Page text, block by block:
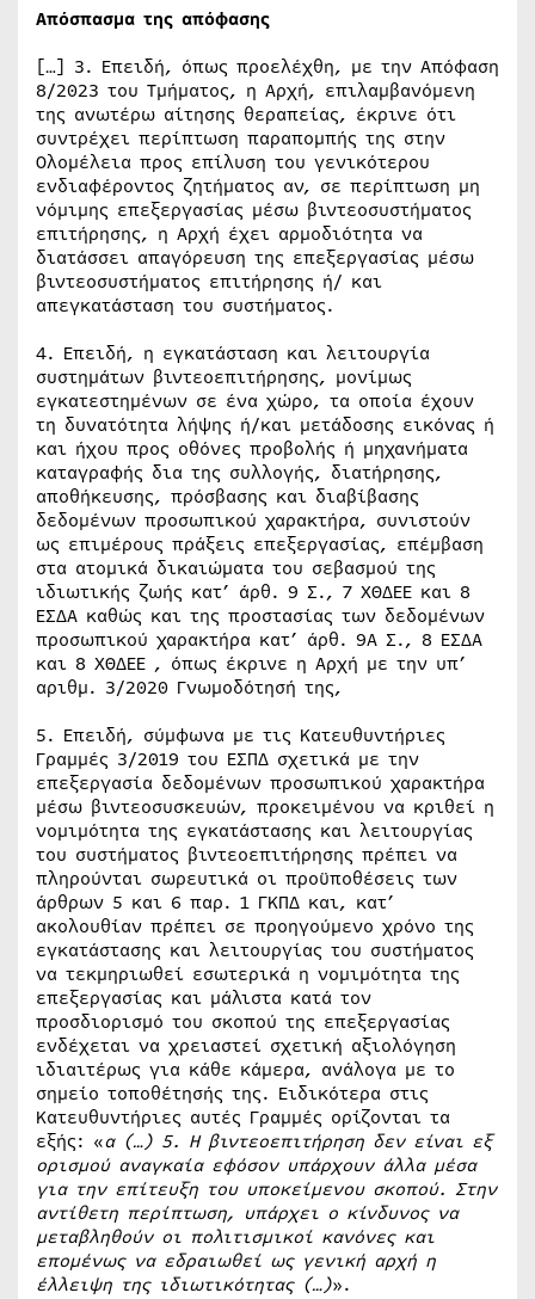
Απόσπασμα της απόφασης
[…] 3. Επειδή, όπως προελέχθη, με την Απόφαση
8/2023 του Τμήματος, η Αρχή, επιλαμβανόμενη
της ανωτέρω αίτησης θεραπείας, έκρινε ότι
συντρέχει περίπτωση παραπομπής της στην
Ολομέλεια προς επίλυση του γενικότερου
ενδιαφέροντος ζητήματος αν, σε περίπτωση μη
νόμιμης επεξεργασίας μέσω βιντεοσυστήματος
επιτήρησης, η Αρχή έχει αρμοδιότητα να
διατάσσει απαγόρευση της επεξεργασίας μέσω
βιντεοσυστήματος επιτήρησης ή/ και
απεγκατάσταση του συστήματος.
4. Επειδή, η εγκατάσταση και λειτουργία
συστημάτων βιντεοεπιτήρησης, μονίμως
εγκατεστημένων σε ένα χώρο, τα οποία έχουν
τη δυνατότητα λήψης ή/και μετάδοσης εικόνας ή
και ήχου προς οθόνες προβολής ή μηχανήματα
καταγραφής δια της συλλογής, διατήρησης,
αποθήκευσης, πρόσβασης και διαβίβασης
δεδομένων προσωπικού χαρακτήρα, συνιστούν
ως επιμέρους πράξεις επεξεργασίας, επέμβαση
στα ατομικά δικαιώματα του σεβασμού της
ιδιωτικής ζωής κατ’ άρθ. 9 Σ., 7 ΧΘΔΕΕ και 8
ΕΣΔΑ καθώς και της προστασίας των δεδομένων
προσωπικού χαρακτήρα κατ’ άρθ. 9Α Σ., 8 ΕΣΔΑ
και 8 ΧΘΔΕΕ , όπως έκρινε η Αρχή με την υπ’
αριθμ. 3/2020 Γνωμοδότησή της,
5. Επειδή, σύμφωνα με τις Κατευθυντήριες
Γραμμές 3/2019 του ΕΣΠΔ σχετικά με την
επεξεργασία δεδομένων προσωπικού χαρακτήρα
μέσω βιντεοσυσκευών, προκειμένου να κριθεί η
νομιμότητα της εγκατάστασης και λειτουργίας
του συστήματος βιντεοεπιτήρησης πρέπει να
πληρούνται σωρευτικά οι προϋποθέσεις των
άρθρων 5 και 6 παρ. 1 ΓΚΠΔ και, κατ’
ακολουθίαν πρέπει σε προηγούμενο χρόνο της
εγκατάστασης και λειτουργίας του συστήματος
να τεκμηριωθεί εσωτερικά η νομιμότητα της
επεξεργασίας και μάλιστα κατά τον
προσδιορισμό του σκοπού της επεξεργασίας
ενδέχεται να χρειαστεί σχετική αξιολόγηση
ιδιαιτέρως για κάθε κάμερα, ανάλογα με το
σημείο τοποθέτησής της. Ειδικότερα στις
Κατευθυντήριες αυτές Γραμμές ορίζονται τα
εξής: «α (…) 5. Η βιντεοεπιτήρηση δεν είναι εξ
ορισμού αναγκαία εφόσον υπάρχουν άλλα μέσα
για την επίτευξη του υποκείμενου σκοπού. Στην
αντίθετη περίπτωση, υπάρχει ο κίνδυνος να
μεταβληθούν οι πολιτισμικοί κανόνες και
επομένως να εδραιωθεί ως γενική αρχή η
έλλειψη της ιδιωτικότητας (…)».